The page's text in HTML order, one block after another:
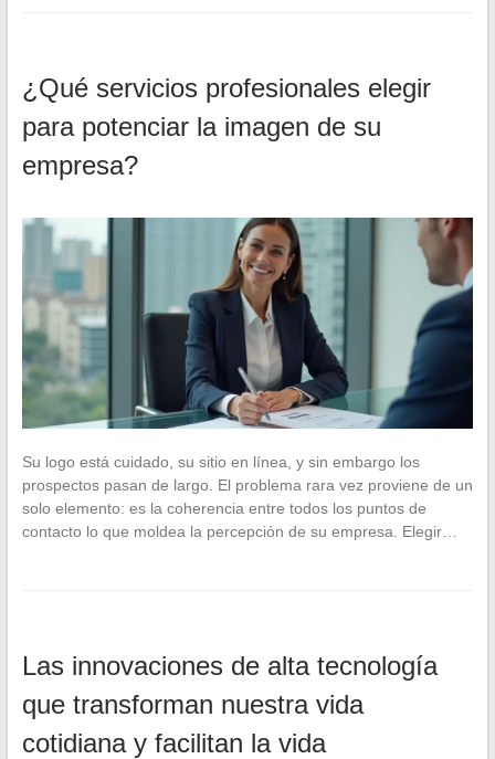
¿Qué servicios profesionales elegir
para potenciar la imagen de su
empresa?
Su logo está cuidado, su sitio en línea, y sin embargo los
prospectos pasan de largo. El problema rara vez proviene de un
solo elemento: es la coherencia entre todos los puntos de
contacto lo que moldea la percepción de su empresa. Elegir…
Las innovaciones de alta tecnología
que transforman nuestra vida
cotidiana y facilitan la vida